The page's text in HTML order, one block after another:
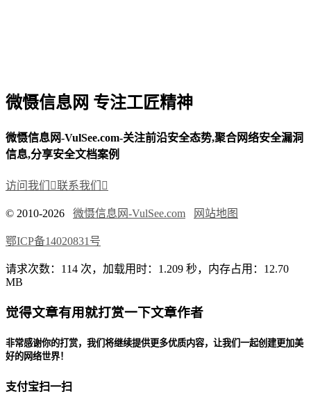
微慑信息网 专注工匠精神
微慑信息网-VulSee.com-关注前沿安全态势,聚合网络安全漏洞
信息,分享安全文档案例
访问我们 联系我们 
© 2010-2026 微慑信息网-VulSee.com 网站地图
鄂ICP备14020831号
请求次数：114 次，加载用时：1.209 秒，内存占用：12.70
MB
觉得文章有用就打赏一下文章作者
非常感谢你的打赏，我们将继续提供更多优质内容，让我们一起创建更加美
好的网络世界！
支付宝扫一扫